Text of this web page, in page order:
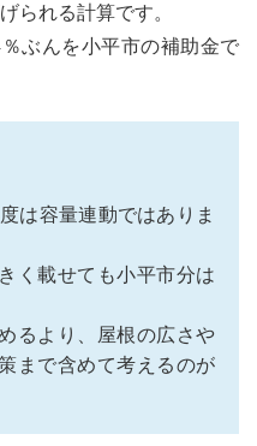
られる計算です。
ぶんを小平市の補助金で
は容量連動ではありま
く載せても小平市分は
るより、屋根の広さや
まで含めて考えるのが